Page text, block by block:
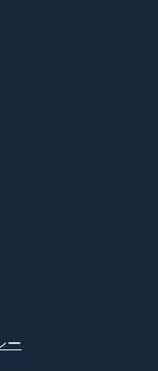
）
ます）
開きます）
ドウで開きます）
ー